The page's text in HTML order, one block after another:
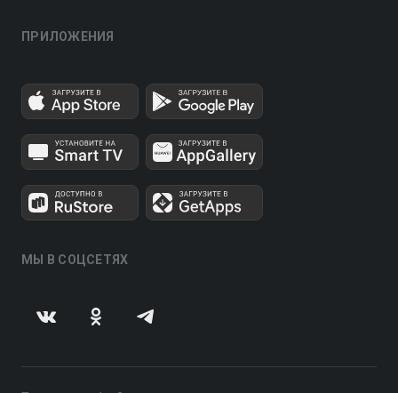
ПРИЛОЖЕНИЯ
МЫ В СОЦСЕТЯХ